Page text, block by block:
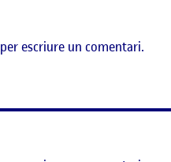
per escriure un comentari.